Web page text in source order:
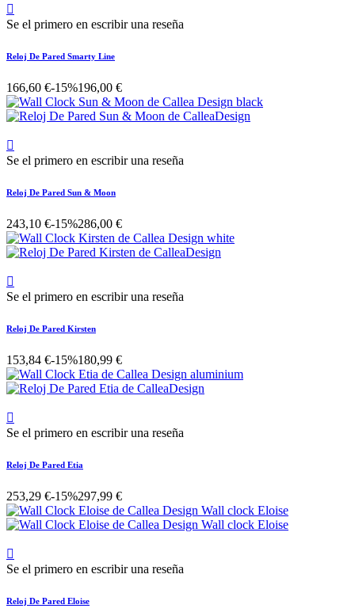

Se el primero en escribir una reseña
Reloj De Pared Smarty Line
166,60 €-15%196,00 €

Se el primero en escribir una reseña
Reloj De Pared Sun & Moon
243,10 €-15%286,00 €

Se el primero en escribir una reseña
Reloj De Pared Kirsten
153,84 €-15%180,99 €

Se el primero en escribir una reseña
Reloj De Pared Etia
253,29 €-15%297,99 €

Se el primero en escribir una reseña
Reloj De Pared Eloise